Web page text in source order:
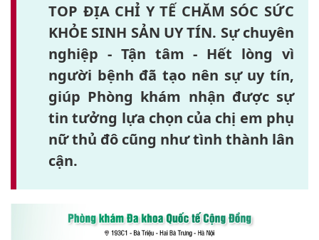
TOP ĐỊA CHỈ Y TẾ CHĂM SÓC SỨC
KHỎE SINH SẢN UY TÍN. Sự chuyên
nghiệp - Tận tâm - Hết lòng vì
người bệnh đã tạo nên sự uy tín,
giúp Phòng khám nhận được sự
tin tưởng lựa chọn của chị em phụ
nữ thủ đô cũng như tình thành lân
cận.